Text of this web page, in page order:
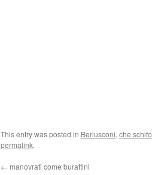
This entry was posted in Berlusconi, che schifo
permalink.
← manovrati come burattini